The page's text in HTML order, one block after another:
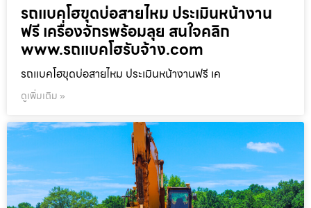
รถแบคโฮขุดบ่อสายไหม ประเมินหน้างาน
ฟรี เครื่องจักรพร้อมลุย สนใจคลิก
www.รถแบคโฮรับจ้าง.com
รถแบคโฮขุดบ่อสายไหม ประเมินหน้างานฟรี เค
ดูเพิ่มเติม »